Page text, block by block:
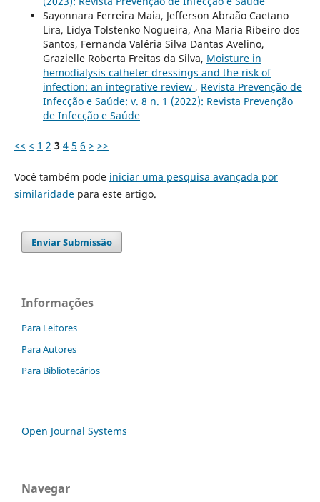
Sayonnara Ferreira Maia, Jefferson Abraão Caetano
Lira, Lidya Tolstenko Nogueira, Ana Maria Ribeiro dos
Santos, Fernanda Valéria Silva Dantas Avelino,
Grazielle Roberta Freitas da Silva, Moisture in
hemodialysis catheter dressings and the risk of
infection: an integrative review , Revista Prevenção de
Infecção e Saúde: v. 8 n. 1 (2022): Revista Prevenção
de Infecção e Saúde
<< < 1 2 3 4 5 6 > >>
Você também pode iniciar uma pesquisa avançada por
similaridadepara este artigo.
Enviar Submissão
Informações
Para Leitores
Para Autores
Para Bibliotecários
Open Journal Systems
Navegar